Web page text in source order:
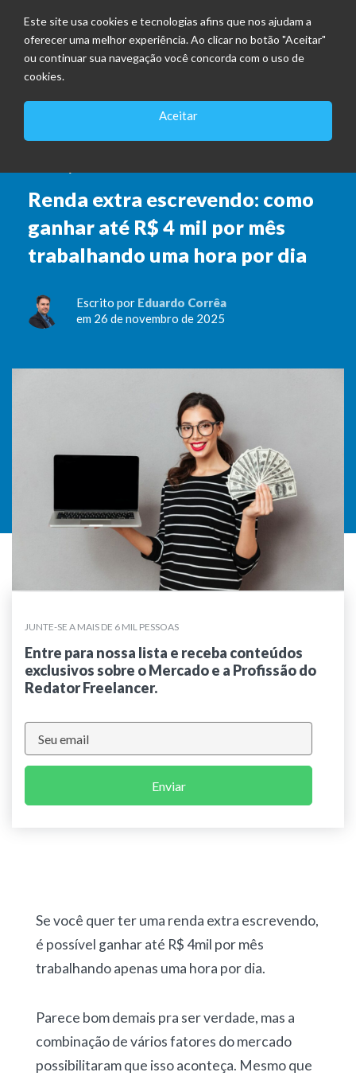
Este site usa cookies e tecnologias afins que nos ajudam a
oferecer uma melhor experiência. Ao clicar no botão "Aceitar"
ou continuar sua navegação você concorda com o uso de
cookies.
Aceitar
Renda extra escrevendo: como
ganhar até R$ 4 mil por mês
trabalhando uma hora por dia
Escrito por Eduardo Corrêa
em 26 de novembro de 2025
JUNTE-SE A MAIS DE 6 MIL PESSOAS
Entre para nossa lista e receba conteúdos
exclusivos sobre o Mercado e a Profissão do
Redator Freelancer.
Enviar
Se você quer ter uma renda extra escrevendo,
é possível ganhar até R$ 4mil por mês
trabalhando apenas uma hora por dia.
Parece bom demais pra ser verdade, mas a
combinação de vários fatores do mercado
possibilitaram que isso aconteça. Mesmo que